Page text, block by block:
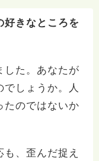
好きなところを
した。あなたが
しょうか。人
たのではないか
、歪んだ捉え